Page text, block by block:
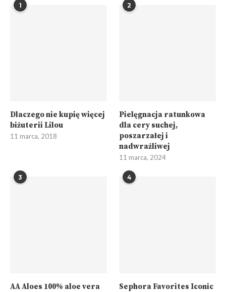
1
Dlaczego nie kupię więcej
biżuterii Lilou
11 marca, 2018
2
Pielęgnacja ratunkowa
dla cery suchej,
poszarzałej i
nadwrażliwej
11 marca, 2024
3
AA Aloes 100% aloe vera
4
Sephora Favorites Iconic